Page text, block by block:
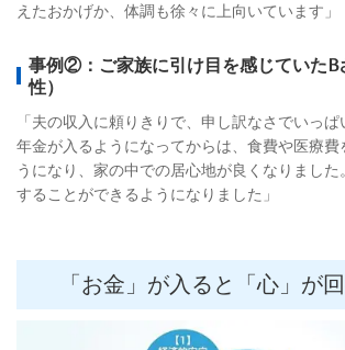
えたおかげか、体調も徐々に上向いています」
事例②：ご家族に引け目を感じていたB
性）
「夫の収入に頼りきりで、申し訳なさでいっ
年金が入るようになってからは、食費や医療費
うになり、家の中での居心地が良くなりまし
することができるようになりました」
「お金」が入ると「心」が